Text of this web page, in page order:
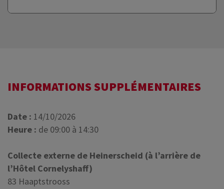
INFORMATIONS SUPPLÉMENTAIRES
Date : 14/10/2026
Heure : de 09:00 à 14:30
Collecte externe de Heinerscheid (à l’arrière de
l’Hôtel Cornelyshaff)
83 Haaptstrooss